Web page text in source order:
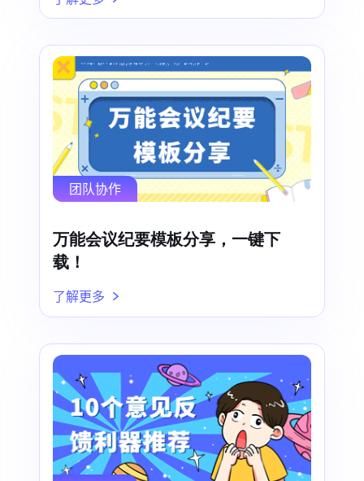
团队协作
万能会议纪要模板分享，一键下
载！
了解更多